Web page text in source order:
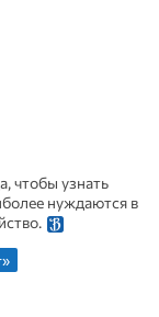
чтобы узнать
нуждаются в